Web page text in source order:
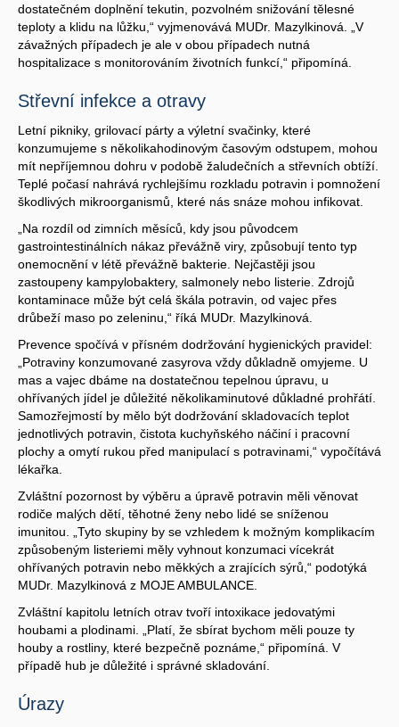
dostatečném doplnění tekutin, pozvolném snižování tělesné
teploty a klidu na lůžku,“ vyjmenovává MUDr. Mazylkinová. „V
závažných případech je ale v obou případech nutná
hospitalizace s monitorováním životních funkcí,“ připomíná.
Střevní infekce a otravy
Letní pikniky, grilovací párty a výletní svačinky, které
konzumujeme s několikahodinovým časovým odstupem, mohou
mít nepříjemnou dohru v podobě žaludečních a střevních obtíží.
Teplé počasí nahrává rychlejšímu rozkladu potravin i pomnožení
škodlivých mikroorganismů, které nás snáze mohou infikovat.
„Na rozdíl od zimních měsíců, kdy jsou původcem
gastrointestinálních nákaz převážně viry, způsobují tento typ
onemocnění v létě převážně bakterie. Nejčastěji jsou
zastoupeny kampylobaktery, salmonely nebo listerie. Zdrojů
kontaminace může být celá škála potravin, od vajec přes
drůbeží maso po zeleninu,“ říká MUDr. Mazylkinová.
Prevence spočívá v přísném dodržování hygienických pravidel:
„Potraviny konzumované zasyrova vždy důkladně omyjeme. U
mas a vajec dbáme na dostatečnou tepelnou úpravu, u
ohřívaných jídel je důležité několikaminutové důkladné prohřátí.
Samozřejmostí by mělo být dodržování skladovacích teplot
jednotlivých potravin, čistota kuchyňského náčiní i pracovní
plochy a omytí rukou před manipulací s potravinami,“ vypočítává
lékařka.
Zvláštní pozornost by výběru a úpravě potravin měli věnovat
rodiče malých dětí, těhotné ženy nebo lidé se sníženou
imunitou. „Tyto skupiny by se vzhledem k možným komplikacím
způsobeným listeriemi měly vyhnout konzumaci vícekrát
ohřívaných potravin nebo měkkých a zrajících sýrů,“ podotýká
MUDr. Mazylkinová z MOJE AMBULANCE.
Zvláštní kapitolu letních otrav tvoří intoxikace jedovatými
houbami a plodinami. „Platí, že sbírat bychom měli pouze ty
houby a rostliny, které bezpečně poznáme,“ připomíná. V
případě hub je důležité i správné skladování.
Úrazy